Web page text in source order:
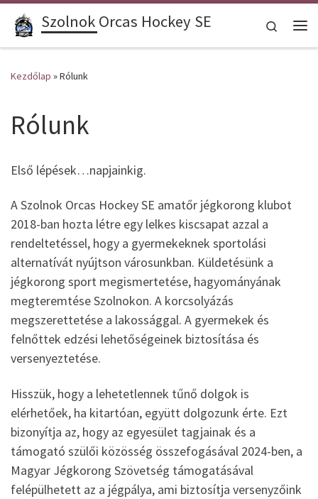
Skip to content
Szolnok Orcas Hockey SE
Search
Kezdőlap »Rólunk
Rólunk
Első lépések…napjainkig.
A Szolnok Orcas Hockey SE amatőr jégkorong klubot
2018-ban hozta létre egy lelkes kiscsapat azzal a
rendeltetéssel, hogy a gyermekeknek sportolási
alternatívát nyújtson városunkban. Küldetésünk a
jégkorong sport megismertetése, hagyományának
megteremtése Szolnokon. A korcsolyázás
megszerettetése a lakossággal. A gyermekek és
felnőttek edzési lehetőségeinek biztosítása és
versenyeztetése.
Hisszük, hogy a lehetetlennek tűnő dolgok is
elérhetőek, ha kitartóan, együtt dolgozunk érte. Ezt
bizonyítja az, hogy az egyesület tagjainak és a
támogató szülői közösség összefogásával 2024-ben, a
Magyar Jégkorong Szövetség támogatásával
felépülhetett az a jégpálya, ami biztosítja versenyzőink